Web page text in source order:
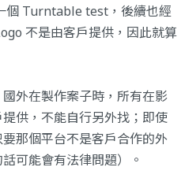
個 Turntable test，後續也經
不是由客戶提供，因此就算
外在製作案子時，所有在影
供，不能自行另外找；即使
那個平台不是客戶合作的外
可能會有法律問題）。